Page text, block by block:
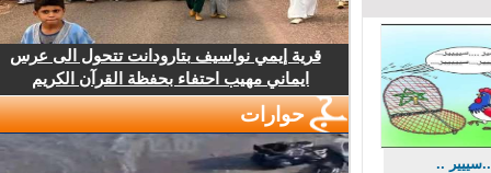
..
قرية إيمي نواسيف بتارودانت تتحول الى عرس
ايماني مهيب احتفاء بحفظة القرآن الكريم
حوارات